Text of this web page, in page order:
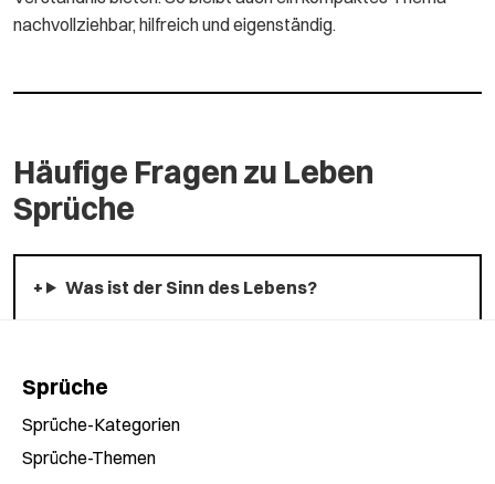
nachvollziehbar, hilfreich und eigenständig.
Häufige Fragen zu Leben
Sprüche
Was ist der Sinn des Lebens?
Sprüche
Sprüche-Kategorien
Sprüche-Themen